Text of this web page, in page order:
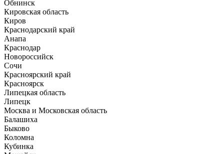
Обнинск
Кировская область
Киров
Краснодарский край
Анапа
Краснодар
Новороссийск
Сочи
Красноярский край
Красноярск
Липецкая область
Липецк
Москва и Московская область
Балашиха
Быково
Коломна
Кубинка